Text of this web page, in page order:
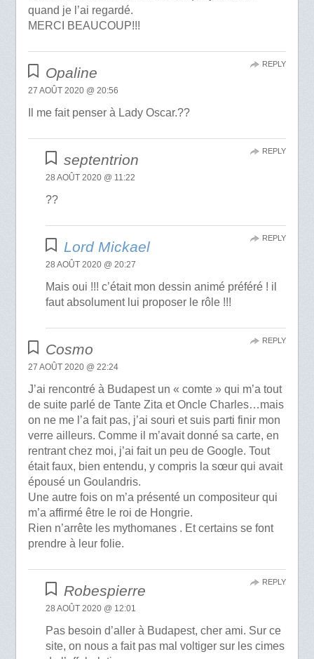
quand je l’ai regardé.
MERCI BEAUCOUP!!!
Opaline
27 AOÛT 2020 @ 20:56
Il me fait penser à Lady Oscar.??
REPLY
septentrion
28 AOÛT 2020 @ 11:22
??
REPLY
Lord Mickael
28 AOÛT 2020 @ 20:27
Mais oui !!! c’était mon dessin animé préféré ! il
faut absolument lui proposer le rôle !!!
REPLY
Cosmo
27 AOÛT 2020 @ 22:24
J’ai rencontré à Budapest un « comte » qui m’a tout
de suite parlé de Tante Zita et Oncle Charles…mais
on ne me l’a fait pas, j’ai souri et suis parti finir mon
verre ailleurs. Comme il m’avait donné sa carte, en
rentrant chez moi, j’ai fait un peu de Google. Tout
était faux, bien entendu, y compris la sœur qui avait
épousé un Goulandris.
Une autre fois on m’a présenté un compositeur qui
m’a affirmé être le roi de Hongrie.
Rien n’arrête les mythomanes . Et certains se font
prendre à leur folie.
REPLY
Robespierre
28 AOÛT 2020 @ 12:01
Pas besoin d’aller à Budapest, cher ami. Sur ce
site, on nous a fait pas mal voltiger sur les cimes
REPLY